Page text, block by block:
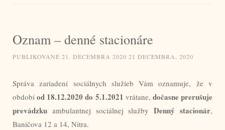
Oznam – denné stacionáre
PUBLIKOVANÉ 21. DECEMBRA 2020 21 DECEMBRA, 2020
Správa zariadení sociálnych služieb Vám oznamuje, že v
obdobíod 18.12.2020 do 5.1.2021 vrátane, dočasne prerušuje
prevádzku ambulantnej sociálnej službyDenný stacionár,
Baničova 12 a 14, Nitra.